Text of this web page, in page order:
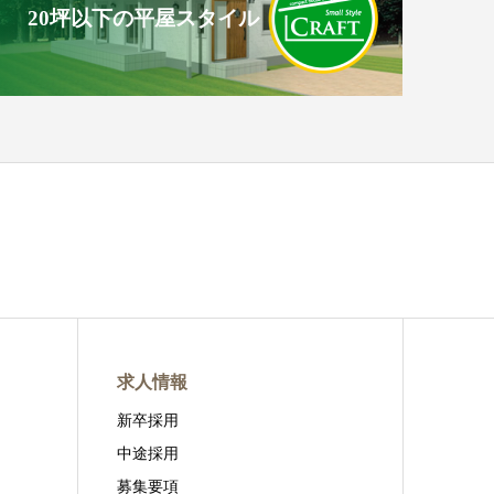
20坪以下の平屋スタイル
求人情報
新卒採用
中途採用
募集要項